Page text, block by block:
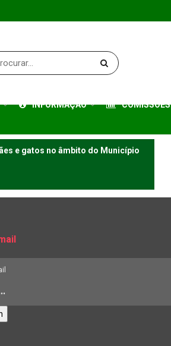
INFORMAÇÃO COMISSÕES
e gatos no âmbito do Município